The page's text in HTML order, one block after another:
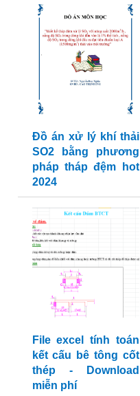
Đồ án xử lý khí thải
SO2 bằng phương
pháp tháp đệm hot
2024
File excel tính toán
kết cấu bê tông cốt
thép - Download
miễn phí